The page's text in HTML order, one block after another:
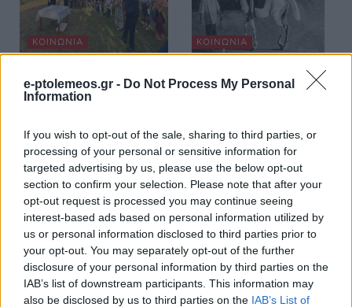
e-ptolemeos.gr - Do Not Process My Personal
Information
If you wish to opt-out of the sale, sharing to third parties, or
processing of your personal or sensitive information for
targeted advertising by us, please use the below opt-out
section to confirm your selection. Please note that after your
opt-out request is processed you may continue seeing
interest-based ads based on personal information utilized by
us or personal information disclosed to third parties prior to
your opt-out. You may separately opt-out of the further
disclosure of your personal information by third parties on the
IAB’s list of downstream participants. This information may
also be disclosed by us to third parties on the IAB’s List of
ΚΟΙΝΩΝΊΑ
Μια ξεχωριστή ημέρα
γεμάτη παράδοση,
στα Νάματα
(Βίντεο+Φωτογραφίες)
9 Αυγούστου 2026, 2:57 μμ
ΚΟΙΝΩΝΊΑ
Παρουσιάστηκαν τα
άλογα της Σιάτιστας
παρέλαση των
Καβαλάρηδων
(Φωτογραφίες)
9 Αυγούστου 2026, 2:31 μμ